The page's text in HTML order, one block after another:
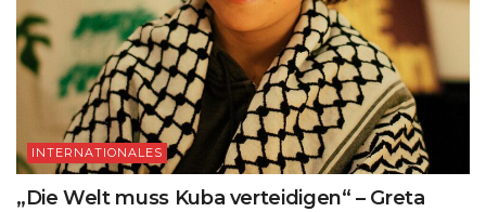
INTERNATIONALES
„Die Welt muss Kuba verteidigen“ – Greta